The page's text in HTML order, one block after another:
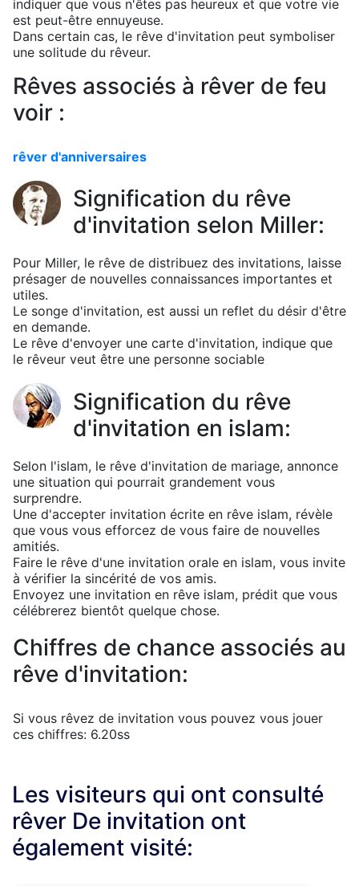
indiquer que vous n'êtes pas heureux et que votre vie
est peut-être ennuyeuse.
Dans certain cas, le rêve d'invitation peut symboliser
une solitude du rêveur.
Rêves associés à rêver de feu
voir :
rêver d'anniversaires
Signification du rêve
d'invitation selon Miller:
Pour Miller, le rêve de distribuez des invitations, laisse
présager de nouvelles connaissances importantes et
utiles.
Le songe d'invitation, est aussi un reflet du désir d'être
en demande.
Le rêve d'envoyer une carte d'invitation, indique que
le rêveur veut être une personne sociable
Signification du rêve
d'invitation en islam:
Selon l'islam, le rêve d'invitation de mariage, annonce
une situation qui pourrait grandement vous
surprendre.
Une d'accepter invitation écrite en rêve islam, révèle
que vous vous efforcez de vous faire de nouvelles
amitiés.
Faire le rêve d'une invitation orale en islam, vous invite
à vérifier la sincérité de vos amis.
Envoyez une invitation en rêve islam, prédit que vous
célébrerez bientôt quelque chose.
Chiffres de chance associés au
rêve d'invitation:
Si vous rêvez de invitation vous pouvez vous jouer
ces chiffres: 6.20ss
Les visiteurs qui ont consulté
rêver De invitation ont
également visité: